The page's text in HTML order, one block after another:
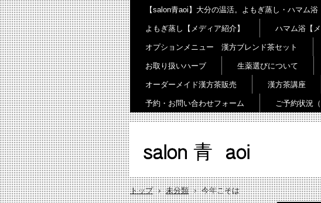
【salon青aoi】大分の温活。よもぎ蒸し・ハマム
よもぎ蒸し【メディア紹介】 ハマム浴【
オプションメニュー 漢方ブレンド茶セット
お取り扱いハーブ 生薬選びについて
オーダーメイド漢方茶販売 漢方茶講座
予約・お問い合わせフォーム ご予約状況
トップ › 未分類 › 今年こそは